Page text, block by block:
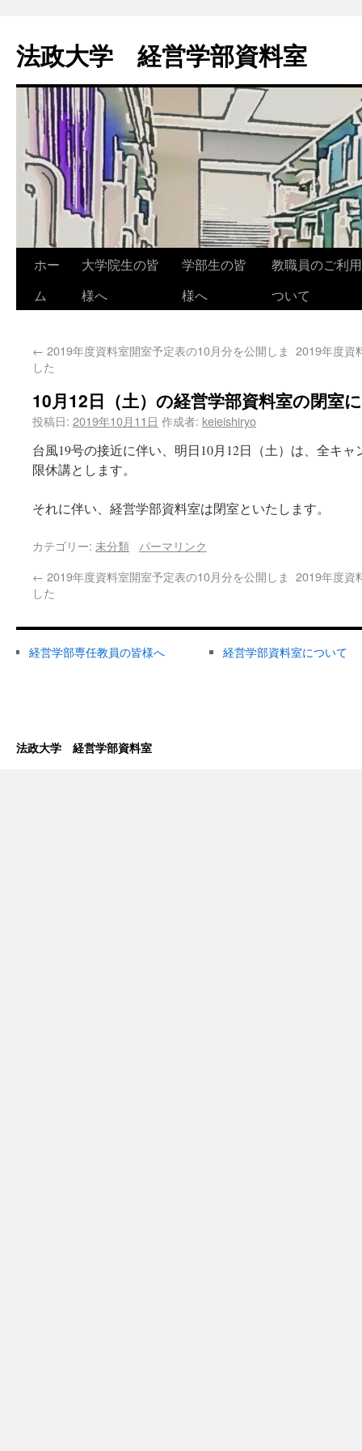
法政大学 経営学部資料室
ホー
ム
大学院生の皆
様へ
学部生の皆
様へ
教職員のご利
ついて
← 2019年度資料室開室予定表の10月分を公開しま
した
2019年度資
10月12日（土）の経営学部資料室の閉室
投稿日: 2019年10月11日 作成者: keieishiryo
台風19号の接近に伴い、明日10月12日（土）は、全キ
限休講とします。
それに伴い、経営学部資料室は閉室といたします。
カテゴリー: 未分類
パーマリンク
← 2019年度資料室開室予定表の10月分を公開しま
した
2019年度資
経営学部専任教員の皆様へ 経営学部資料室について
法政大学 経営学部資料室